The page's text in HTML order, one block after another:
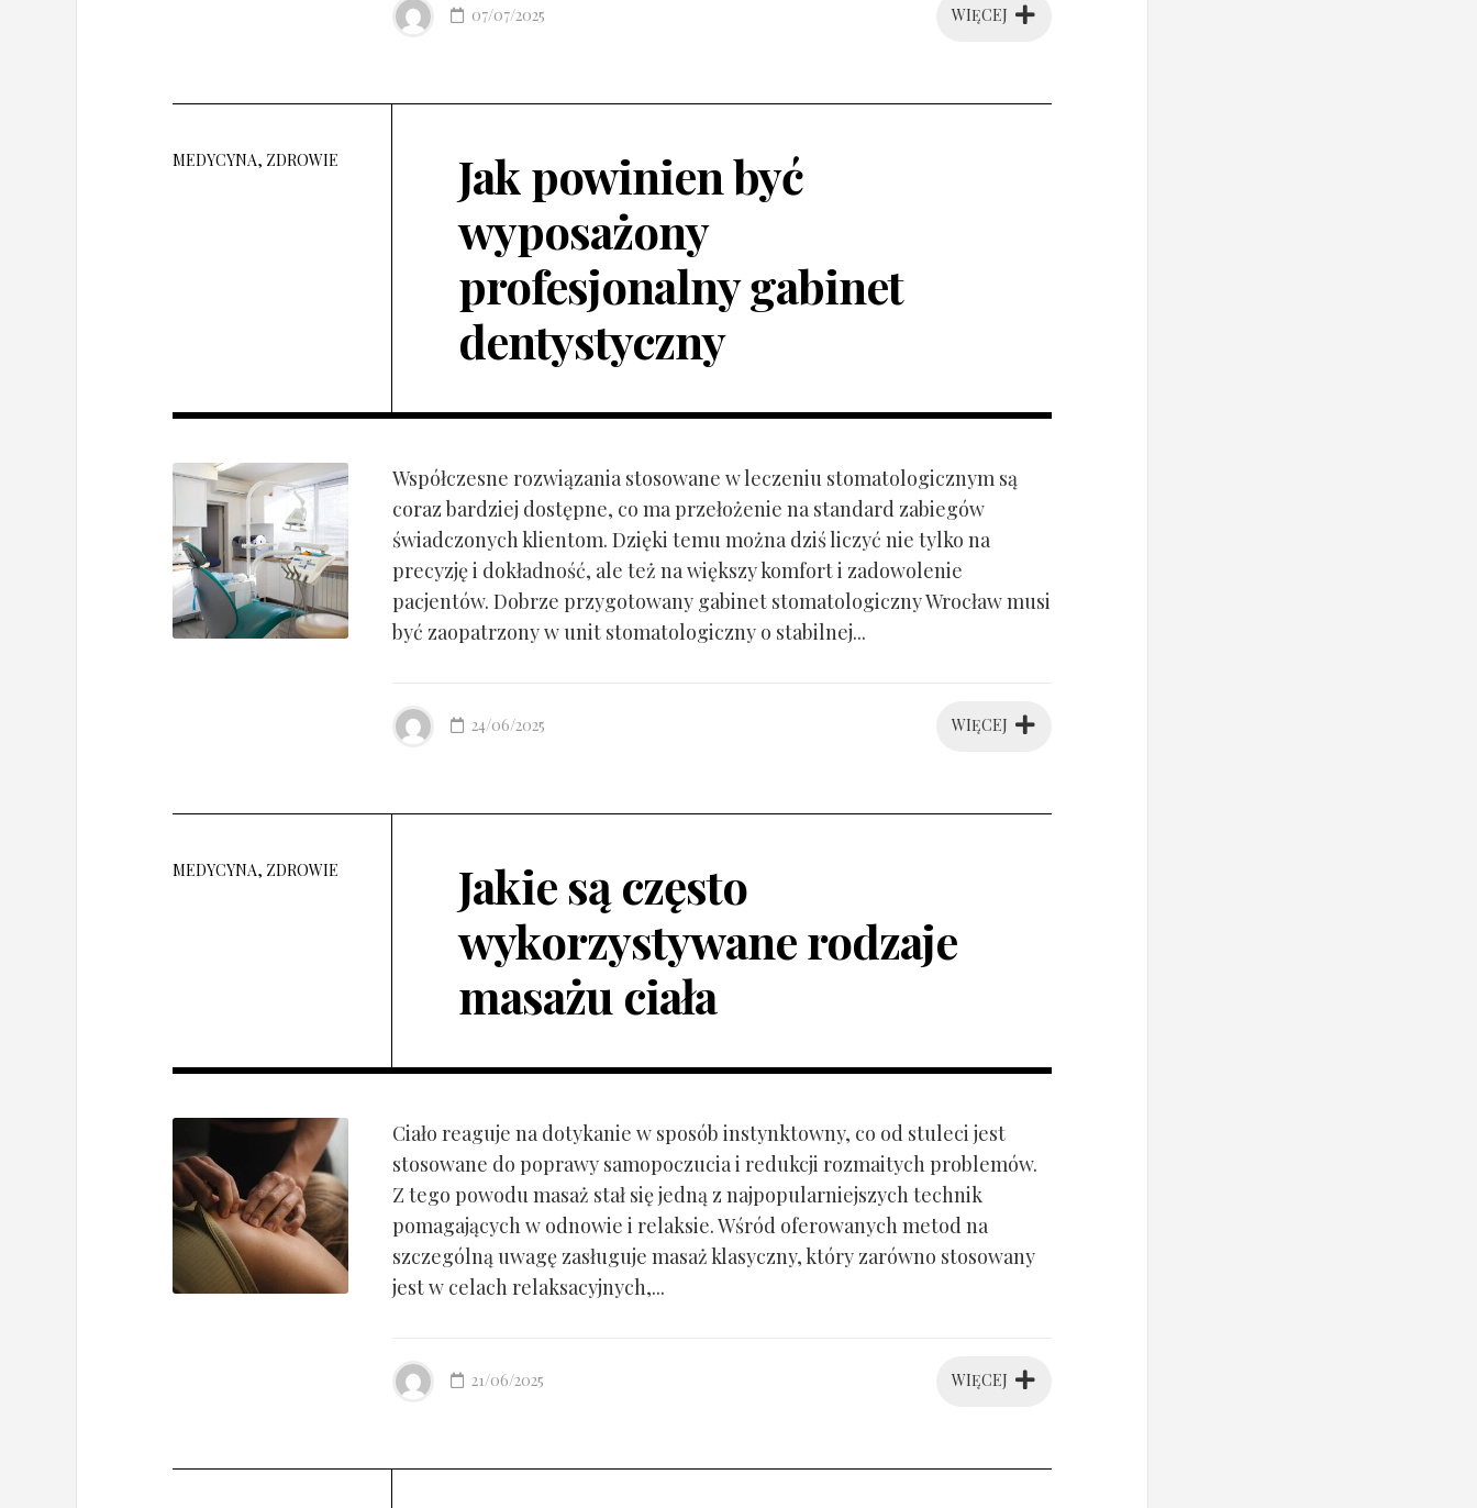
WIĘCEJ
07/07/2025
MEDYCYNA, ZDROWIE
Jak powinien być
wyposażony
profesjonalny gabinet
dentystyczny
Współczesne rozwiązania stosowane w leczeniu stomatologicznym są
coraz bardziej dostępne, co ma przełożenie na standard zabiegów
świadczonych klientom. Dzięki temu można dziś liczyć nie tylko na
precyzję i dokładność, ale też na większy komfort i zadowolenie
pacjentów. Dobrze przygotowany gabinet stomatologiczny Wrocław musi
być zaopatrzony w unit stomatologiczny o stabilnej...
WIĘCEJ
24/06/2025
MEDYCYNA, ZDROWIE
Jakie są często
wykorzystywane rodzaje
masażu ciała
Ciało reaguje na dotykanie w sposób instynktowny, co od stuleci jest
stosowane do poprawy samopoczucia i redukcji rozmaitych problemów.
Z tego powodu masaż stał się jedną z najpopularniejszych technik
pomagających w odnowie i relaksie. Wśród oferowanych metod na
szczególną uwagę zasługuje masaż klasyczny, który zarówno stosowany
jest w celach relaksacyjnych,...
WIĘCEJ
21/06/2025